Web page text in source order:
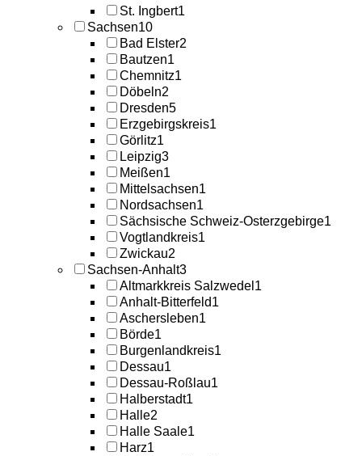
St. Ingbert1
Sachsen10
Bad Elster2
Bautzen1
Chemnitz1
Döbeln2
Dresden5
Erzgebirgskreis1
Görlitz1
Leipzig3
Meißen1
Mittelsachsen1
Nordsachsen1
Sächsische Schweiz-Osterzgebirge1
Vogtlandkreis1
Zwickau2
Sachsen-Anhalt3
Altmarkkreis Salzwedel 1
Anhalt-Bitterfeld1
Aschersleben1
Börde1
Burgenlandkreis1
Dessau1
Dessau-Roßlau1
Halberstadt1
Halle2
Halle Saale1
Harz1